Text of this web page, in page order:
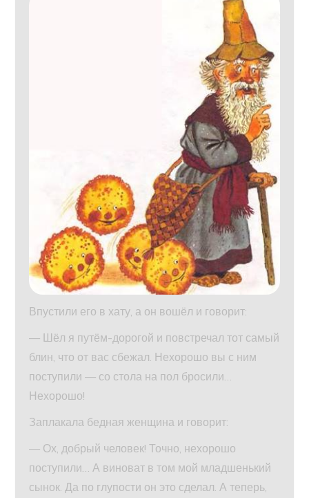
Впустили его в хату, а он вошёл и говорит:
— Шёл я путём-дорогой и повстречал тот самый
блин, что от вас сбежал. Нехорошо вы с ним
поступили — со стола на пол бросили…
Нехорошо!
Заплакала бедная женщина и говорит:
— Ох, добрый человек! Точно, нехорошо
поступили… А виноват в том мой младшенький
сынок. Да по глупости он это сделал. А теперь,